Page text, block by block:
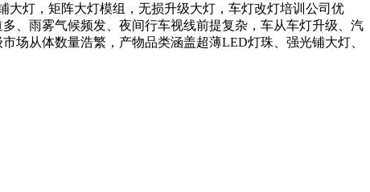
大灯，矩阵大灯模组，无损升级大灯，车灯改灯培训公司优
、雨雾气候频发、夜间行车视线前提复杂，车从车灯升级、汽
场从体数量浩繁，产物品类涵盖超薄LED灯珠、强光铺大灯、